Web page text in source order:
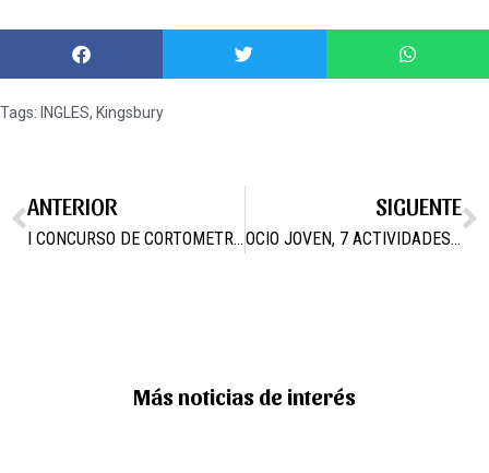
Tags: INGLES, Kingsbury
ANTERIOR
I CONCURSO DE CORTOMETRAJES
SIGUENTE
OCIO JOVEN, 7 ACTIVIDADES PARA DIVERTIRSE
Más noticias de interés